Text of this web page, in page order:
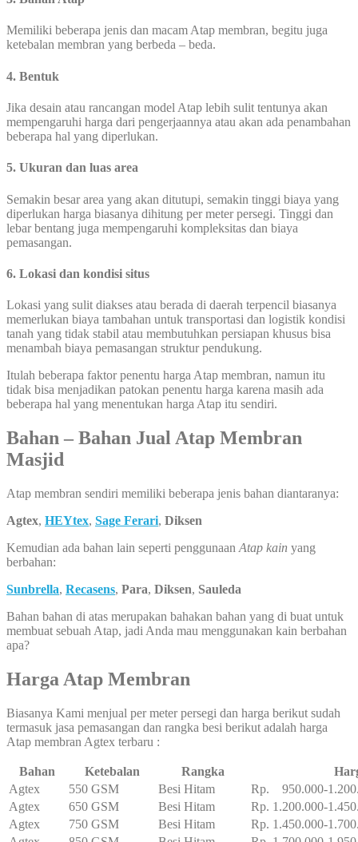
Memiliki beberapa jenis dan macam Atap membran, begitu juga
ketebalan membran yang berbeda – beda.
4. Bentuk
Jika desain atau rancangan model Atap lebih sulit tentunya akan
mempengaruhi harga dari pengerjaannya atau akan ada penambahan
beberapa hal yang diperlukan.
5. Ukuran dan luas area
Semakin besar area yang akan ditutupi, semakin tinggi biaya yang
diperlukan harga biasanya dihitung per meter persegi. Tinggi dan
lebar bentang juga mempengaruhi kompleksitas dan biaya
pemasangan.
6. Lokasi dan kondisi situs
Lokasi yang sulit diakses atau berada di daerah terpencil biasanya
memerlukan biaya tambahan untuk transportasi dan logistik kondisi
tanah yang tidak stabil atau membutuhkan persiapan khusus bisa
menambah biaya pemasangan struktur pendukung.
Itulah beberapa faktor penentu harga Atap membran, namun itu
tidak bisa menjadikan patokan penentu harga karena masih ada
beberapa hal yang menentukan harga Atap itu sendiri.
Bahan – Bahan Jual Atap Membran
Masjid
Atap membran sendiri memiliki beberapa jenis bahan diantaranya:
Agtex, HEYtex, Sage Ferari, Diksen
Kemudian ada bahan lain seperti penggunaan Atap kain yang
berbahan:
Sunbrella, Recasens, Para, Diksen, Sauleda
Bahan bahan di atas merupakan bahakan bahan yang di buat untuk
membuat sebuah Atap, jadi Anda mau menggunakan kain berbahan
apa?
Harga Atap Membran
Biasanya Kami menjual per meter persegi dan harga berikut sudah
termasuk jasa pemasangan dan rangka besi berikut adalah harga
Atap membran Agtex terbaru :
Bahan Ketebalan Rangka
Agtex
550 GSM Besi Hitam
Rp. 950.000-
Agtex
650 GSM Besi Hitam
Rp. 1.200.000-
Agtex
750 GSM Besi Hitam
Rp. 1.450.000-